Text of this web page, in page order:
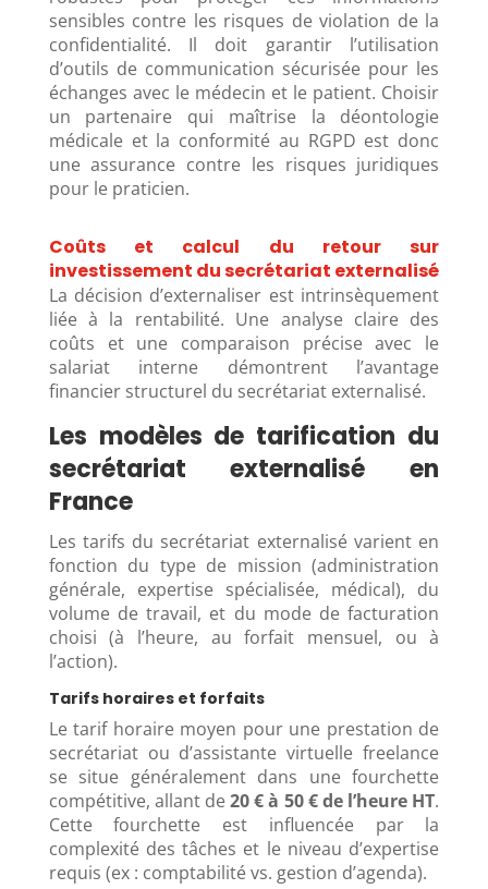
sensibles contre les risques de violation de la
confidentialité. Il doit garantir l’utilisation
d’outils de communication sécurisée pour les
échanges avec le médecin et le patient. Choisir
un partenaire qui maîtrise la déontologie
médicale et la conformité au RGPD est donc
une assurance contre les risques juridiques
pour le praticien.
Coûts et calcul du retour sur
investissement du secrétariat externalisé
La décision d’externaliser est intrinsèquement
liée à la rentabilité. Une analyse claire des
coûts et une comparaison précise avec le
salariat interne démontrent l’avantage
financier structurel du secrétariat externalisé.
Les modèles de tarification du
secrétariat externalisé en
France
Les tarifs du secrétariat externalisé varient en
fonction du type de mission (administration
générale, expertise spécialisée, médical), du
volume de travail, et du mode de facturation
choisi (à l’heure, au forfait mensuel, ou à
l’action).
Tarifs horaires et forfaits
Le tarif horaire moyen pour une prestation de
secrétariat ou d’assistante virtuelle freelance
se situe généralement dans une fourchette
compétitive, allant de20 € à 50 € de l’heure HT.
Cette fourchette est influencée par la
complexité des tâches et le niveau d’expertise
requis (ex : comptabilité vs. gestion d’agenda).